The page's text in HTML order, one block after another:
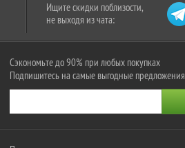
Ищите скидки поблизости,
не выходя из чата:
Сэкономьте до 90% при любых покупках
Подпишитесь на самые выгодные предложения